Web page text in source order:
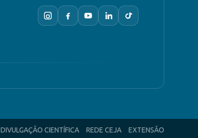
DIVULGAÇÃO CIENTÍFICA REDE CEJA EXTENSÃO